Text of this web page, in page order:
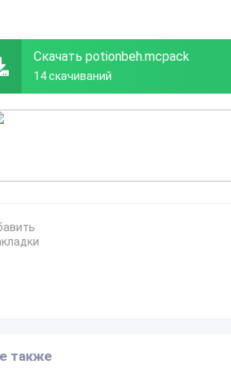
Скачать potionbeh.mcpack
14 скачиваний
также